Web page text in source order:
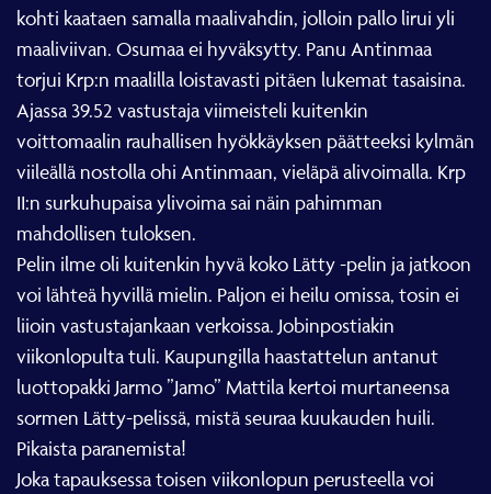
kohti kaataen samalla maalivahdin, jolloin pallo lirui yli
maaliviivan. Osumaa ei hyväksytty. Panu Antinmaa
torjui Krp:n maalilla loistavasti pitäen lukemat tasaisina.
Ajassa 39.52 vastustaja viimeisteli kuitenkin
voittomaalin rauhallisen hyökkäyksen päätteeksi kylmän
viileällä nostolla ohi Antinmaan, vieläpä alivoimalla. Krp
II:n surkuhupaisa ylivoima sai näin pahimman
mahdollisen tuloksen.
Pelin ilme oli kuitenkin hyvä koko Lätty -pelin ja jatkoon
voi lähteä hyvillä mielin. Paljon ei heilu omissa, tosin ei
liioin vastustajankaan verkoissa. Jobinpostiakin
viikonlopulta tuli. Kaupungilla haastattelun antanut
luottopakki Jarmo ”Jamo” Mattila kertoi murtaneensa
sormen Lätty-pelissä, mistä seuraa kuukauden huili.
Pikaista paranemista!
Joka tapauksessa toisen viikonlopun perusteella voi